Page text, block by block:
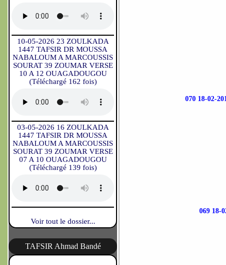
10-05-2026 23 ZOULKADA
1447 TAFSIR DR MOUSSA
NABALOUM A MARCOUSSIS
SOURAT 39 ZOUMAR VERSE
10 A 12 OUAGADOUGOU
(Téléchargé 162 fois)
03-05-2026 16 ZOULKADA
1447 TAFSIR DR MOUSSA
NABALOUM A MARCOUSSIS
SOURAT 39 ZOUMAR VERSE
07 A 10 OUAGADOUGOU
(Téléchargé 139 fois)
Voir tout le dossier...
TAFSIR Ahmad Bandé
070 18-02-
069 18-